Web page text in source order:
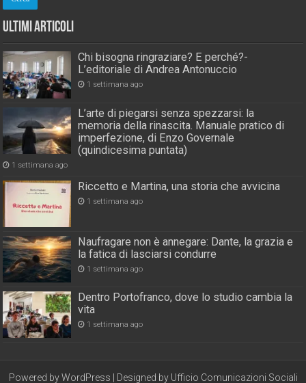
Ultimi Articoli
Chi bisogna ringraziare? E perché?-
L’editoriale di Andrea Antonuccio
1 settimana ago
L’arte di piegarsi senza spezzarsi: la
memoria della rinascita. Manuale pratico di
imperfezione, di Enzo Governale
(quindicesima puntata)
1 settimana ago
Riccetto e Martina, una storia che avvicina
1 settimana ago
Naufragare non è annegare: Dante, la grazia e
la fatica di lasciarsi condurre
1 settimana ago
Dentro Portofranco, dove lo studio cambia la
vita
1 settimana ago
Powered byWordPress | Designed by Ufficio Comunicazioni Sociali